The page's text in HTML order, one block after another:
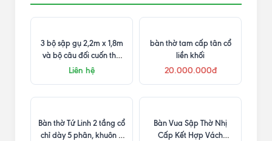
3 bộ sập gụ 2,2m x 1,8m
và bộ câu đối cuốn thư
Mai hóa long
Liên hệ
bàn thờ tam cấp tân cổ
liền khối
20.000.000đ
Bàn thờ Tứ Linh 2 tầng cổ
chỉ dày 5 phân, khuôn 5
Bàn Vua Sập Thờ Nhị
Cấp Kết Hợp Vách